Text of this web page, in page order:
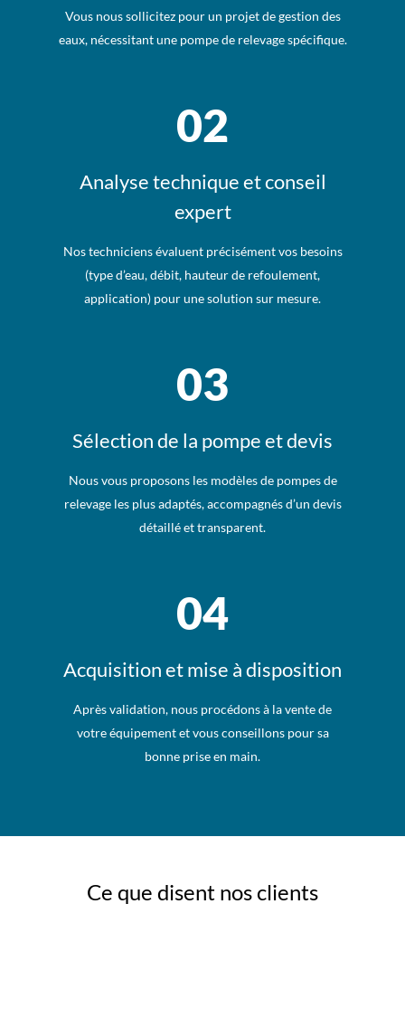
Vous nous sollicitez pour un projet de gestion des
eaux, nécessitant une pompe de relevage spécifique.
02
Analyse technique et conseil
expert
Nos techniciens évaluent précisément vos besoins
(type d’eau, débit, hauteur de refoulement,
application) pour une solution sur mesure.
03
Sélection de la pompe et devis
Nous vous proposons les modèles de pompes de
relevage les plus adaptés, accompagnés d’un devis
détaillé et transparent.
04
Acquisition et mise à disposition
Après validation, nous procédons à la vente de
votre équipement et vous conseillons pour sa
bonne prise en main.
Ce que disent nos clients